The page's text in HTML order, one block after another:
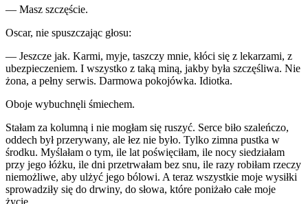
— Masz szczęście.
Oscar, nie spuszczając głosu:
— Jeszcze jak. Karmi, myje, taszczy mnie, kłóci się z lekarzami, z
ubezpieczeniem. I wszystko z taką miną, jakby była szczęśliwa. Nie
żona, a pełny serwis. Darmowa pokojówka. Idiotka.
Oboje wybuchnęli śmiechem.
Stałam za kolumną i nie mogłam się ruszyć. Serce biło szaleńczo,
oddech był przerywany, ale łez nie było. Tylko zimna pustka w
środku. Myślałam o tym, ile lat poświęciłam, ile nocy siedziałam
przy jego łóżku, ile dni przetrwałam bez snu, ile razy robiłam rzeczy
niemożliwe, aby ulżyć jego bólowi. A teraz wszystkie moje wysiłki
sprowadziły się do drwiny, do słowa, które poniżało całe moje
życie.